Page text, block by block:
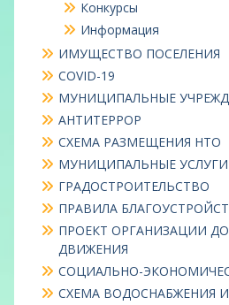
Конкурсы
Информация
ИМУЩЕСТВО ПОСЕЛЕНИЯ
COVID-19
МУНИЦИПАЛЬНЫЕ
АНТИТЕРРОР
СХЕМА РАЗМЕЩЕНИЯ НТО
МУНИЦИПАЛЬНЫЕ УСЛУГИ
ГРАДОСТРОИТЕЛЬСТВО
ПРАВИЛА
ПРОЕКТ ОРГАНИЗАЦИИ
ДВИЖЕНИЯ
СОЦИАЛЬНО-
СХЕМА ВОДОСНАБЖЕНИЯ